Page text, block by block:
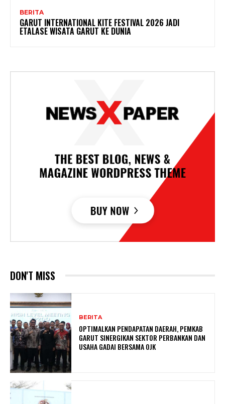
BERITA
GARUT INTERNATIONAL KITE FESTIVAL 2026 JADI
ETALASE WISATA GARUT KE DUNIA
DON'T MISS
BERITA
OPTIMALKAN PENDAPATAN DAERAH, PEMKAB
GARUT SINERGIKAN SEKTOR PERBANKAN DAN
USAHA GADAI BERSAMA OJK